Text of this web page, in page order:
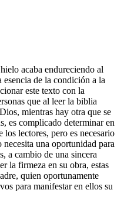
acaba endureciendo al
esencia de la condición a la
este texto con la
que al leer la biblia
mientras hay otra que se
es complicado determinar en
los lectores, pero es necesario
una oportunidad para
a cambio de una sincera
la firmeza en su obra, estas
quien oportunamente
para manifestar en ellos su